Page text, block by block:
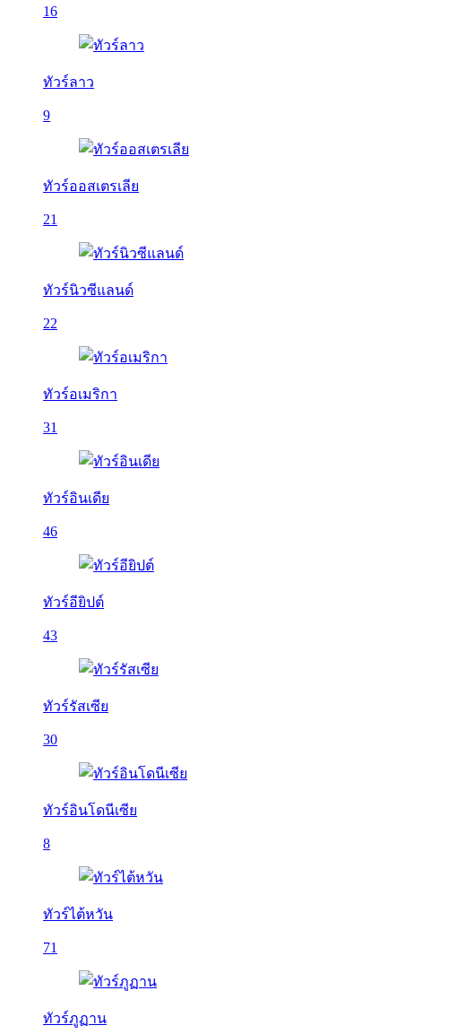
16
ทัวร์ลาว
9
ทัวร์ออสเตรเลีย
21
ทัวร์นิวซีแลนด์
22
ทัวร์อเมริกา
31
ทัวร์อินเดีย
46
ทัวร์อียิปต์
43
ทัวร์รัสเซีย
30
ทัวร์อินโดนีเซีย
8
ทัวร์ไต้หวัน
71
ทัวร์ภูฏาน